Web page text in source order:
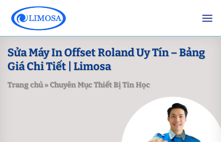
content
Sửa Máy In Offset Roland Uy Tín – Bảng
Giá Chi Tiết | Limosa
Trang chủ»Chuyên Mục Thiết Bị Tin Học